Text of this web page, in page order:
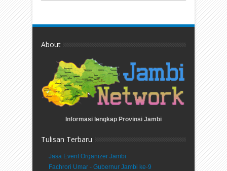
About
Informasi lengkap Provinsi Jambi
Tulisan Terbaru
Jasa Event Organizer Jambi
Fachrori Umar - Gubernur Jambi ke-9